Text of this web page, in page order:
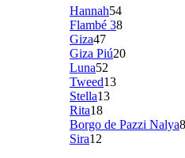
Hannah54
Flambé 38
Giza47
Giza Piú20
Luna52
Tweed13
Stella13
Rita18
Borgo de Pazzi Nalya8
Sira12